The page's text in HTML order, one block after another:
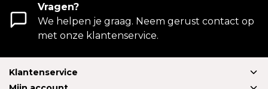
Vragen?
We helpen je graag. Neem gerust contact op
met onze klantenservice.
Klantenservice